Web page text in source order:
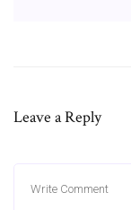
Leave a Reply